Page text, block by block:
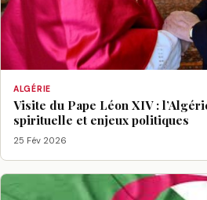
ALGÉRIE
Visite du Pape Léon XIV :
spirituelle et enjeux politiques
25 Fév 2026